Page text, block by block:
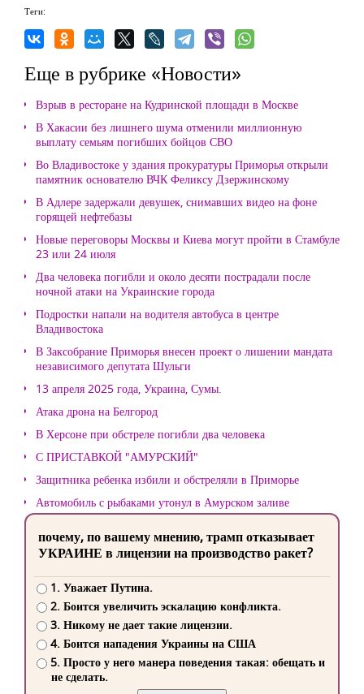
Теги:
Еще в рубрике «Новости»
Взрыв в ресторане на Кудринской площади в Москве
В Хакасии без лишнего шума отменили миллионную
выплату семьям погибших бойцов СВО
Во Владивостоке у здания прокуратуры Приморья открыли
памятник основателю ВЧК Феликсу Дзержинскому
В Адлере задержали девушек, снимавших видео на фоне
горящей нефтебазы
Новые переговоры Москвы и Киева могут пройти в Стамбуле
23 или 24 июля
Два человека погибли и около десяти пострадали после
ночной атаки на Украинские города
Подростки напали на водителя автобуса в центре
Владивостока
В Заксобрание Приморья внесен проект о лишении мандата
независимого депутата Шульги
13 апреля 2025 года, Украина, Сумы.
Атака дрона на Белгород
В Херсоне при обстреле погибли два человека
С ПРИСТАВКОЙ "АМУРСКИЙ"
Защитника ребенка избили и обстреляли в Приморье
Автомобиль с рыбаками утонул в Амурском заливе
почему, по вашему мнению, трамп отказывает
УКРАИНЕ в лицензии на производство ракет?
1. Уважает Путина.
2. Боится увеличить эскалацию конфликта.
3. Никому не дает такие лицензии.
4. Боится нападения Украины на США
5. Просто у него манера поведения такая: обещать и
не сделать.